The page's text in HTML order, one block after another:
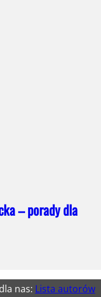
– porady dla
nas: Lista autorów